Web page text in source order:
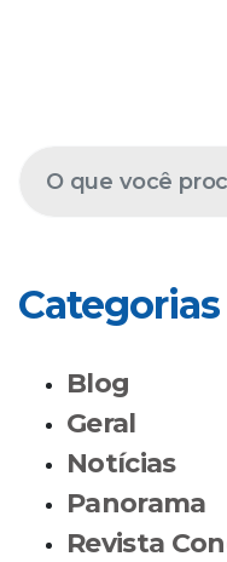
Categorias
Blog
Geral
Notícias
Panorama
Revista